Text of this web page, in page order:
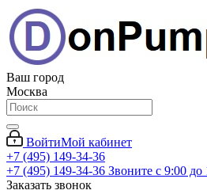
Ваш город
Москва
ВойтиМой кабинет
+7 (495) 149-34-36
+7 (495) 149-34-36 Звоните с 9:00 до
Заказать звонок